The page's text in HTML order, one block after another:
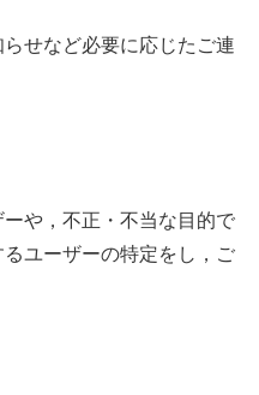
せなど必要に応じたご連
や，不正・不当な目的で
ユーザーの特定をし，ご